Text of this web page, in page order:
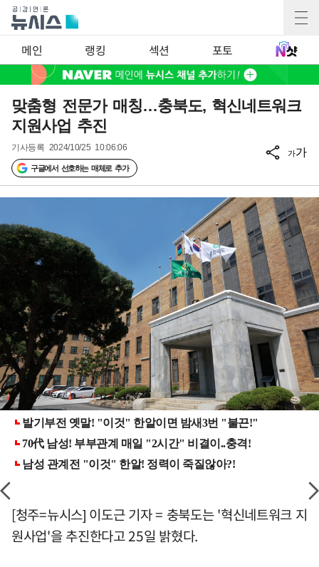
메인 랭킹 섹션 포토
맞춤형 전문가 매칭…충북도, 혁신네트워크
지원사업 추진
기사등록 2024/10/25 10:06:06
구글에서 선호하는 매체로 추가
가가
[청주=뉴시스] 이도근 기자 = 충북도는 '혁신네트워크 지
원사업'을 추진한다고 25일 밝혔다.